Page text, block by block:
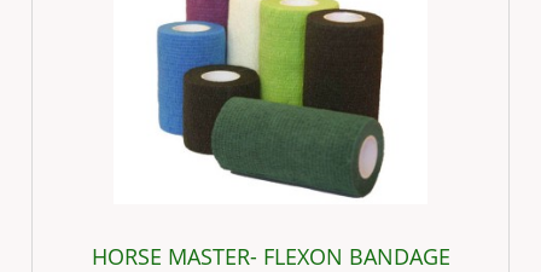
HORSE MASTER- FLEXON BANDAGE